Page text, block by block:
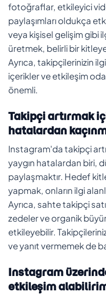
fotoğraflar, etkileyici
paylaşımları oldukça
veya kişisel gelişim gibi
üretmek, belirli bir
Ayrıca, takipçilerinizin
içerikler ve etkileşim
önemli.
Takipçi artırmak
hatalardan
Instagram'da takipçi
yaygın hatalardan biri,
paylaşmaktır. Hedef
yapmak, onların ilgi
Ayrıca, sahte takipçi
zedeler ve organik
etkileyebilir.
ve yanıt vermemek de
Instagram
etkileşim